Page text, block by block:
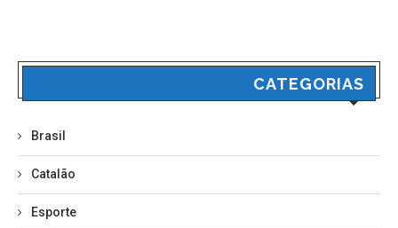
CATEGORIAS
Brasil
Catalão
Esporte